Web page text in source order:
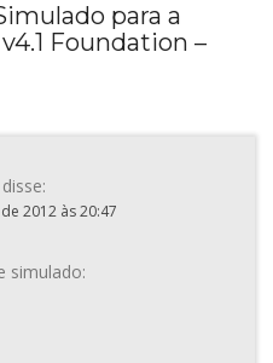
para a
Foundation –
disse:
2012 às 20:47
simulado: